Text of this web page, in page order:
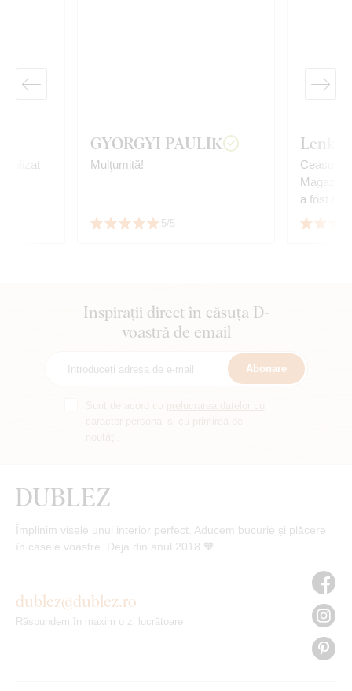
GYORGYI PAULIK
Mulţumită!
5/5
Lenka
Inspirații direct în căsuța D-
voastră de email
Abonare
Împlinim visele unui interior perfect. Aducem bucurie și plăcere
în casele voastre. Deja din anul 2018 🧡
dublez@dublez.ro
Răspundem în maxim o zi lucrătoare